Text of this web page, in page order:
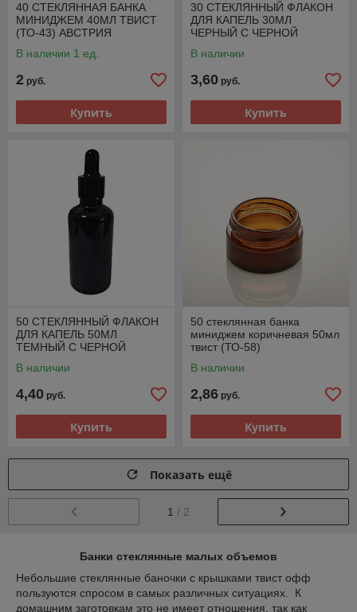
40 СТЕКЛЯННАЯ БАНКА
МИНИДЖЕМ 40МЛ ТВИСТ
(ТО-43) АВСТРИЯ
В наличии 1 ед.
2 руб.
Купить
30 СТЕКЛЯННЫЙ ФЛАКОН
ДЛЯ КАПЕЛЬ 30МЛ
ЧЕРНЫЙ С ЧЕРНОЙ
В наличии
3,60 руб.
Купить
50 СТЕКЛЯННЫЙ ФЛАКОН
ДЛЯ КАПЕЛЬ 50МЛ
ТЕМНЫЙ С ЧЕРНОЙ
В наличии
4,40 руб.
Купить
50 стеклянная банка
миниджем коричневая 50мл
твист (ТО-58)
В наличии
2,86 руб.
Купить
Показать ещё
1 / 2
Банки стеклянные малых объемов
Небольшие стеклянные баночки с крышками твист офф
пользуются спросом в самых различных ситуациях. К
домашним заготовкам это не имеет отношения, так как